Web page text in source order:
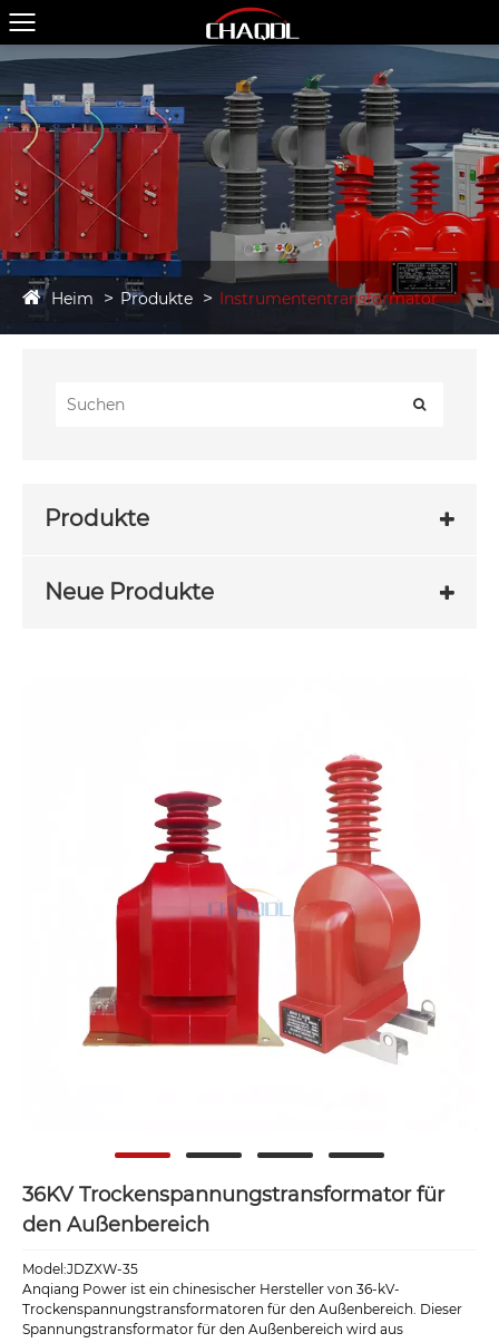
Heim Produkte Instrumententransformator
Produkte
Neue Produkte
36KV Trockenspannungstransformator für
den Außenbereich
Model:JDZXW-35
Anqiang Power ist ein chinesischer Hersteller von 36-kV-
Trockenspannungstransformatoren für den Außenbereich. Dieser
Spannungstransformator für den Außenbereich wird aus